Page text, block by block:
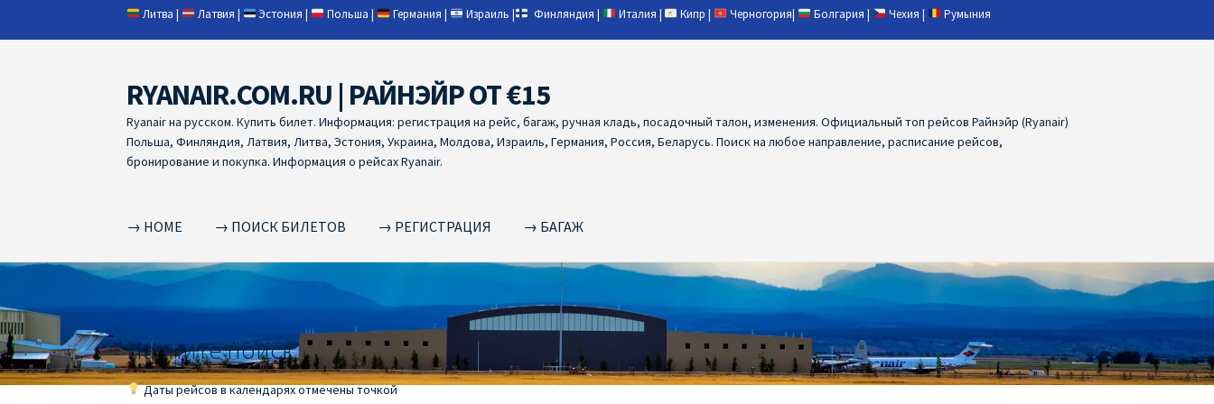
Литва | Латвия | Эстония | Польша | Германия | Израиль | Финляндия | Италия | Кипр | Черногория| Болгария | Чехия | Румыния
Skip
to
navigation
Skip
to
content
RYANAIR.COM.RU | РАЙНЭЙР ОТ €15
Ryanair на русском. Купить билет. Информация: регистрация на рейс, багаж, ручная кладь, посадочный талон, изменения. Официальный топ рейсов Райнэйр (Ryanair)
Польша, Финляндия, Латвия, Литва, Эстония, Украина, Молдова, Израиль, Германия, Россия, Беларусь. Поиск на любое направление, расписание рейсов,
бронирование и покупка. Информация о рейсах Ryanair.
→ HOME → ПОИСК БИЛЕТОВ → РЕГИСТРАЦИЯ → БАГАЖ
HomeRYANAIR | ПОИСК АВИАБИЛЕТОВ Ryanair ГерманияRyanair ГрецияRyanair дешевые авиабилеты
RYANAIR ДОБАВИТЬ БАГАЖRyanair зміниRyanair из ВаршавыRyanair из Вильнюса Ryanair из КаунасаRyanair из ЛаппеенрантыRyanair из Лондона
RYANAIR ИЗ РИГИRyanair из СтокгольмаRYANAIR ИЗ ТАЛЛИНАRyanair из ТампереRYANAIR ИЗ ЧЕХИИ | ПРАГА, ОСТРАВА, ПАРДУБИЦЕ, БРНО
Начните поиск
Даты рейсов в календарях отмечены точкой